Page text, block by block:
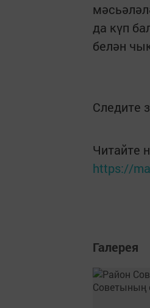
да күп
белән
Следите
Читайте
https://
Галерея